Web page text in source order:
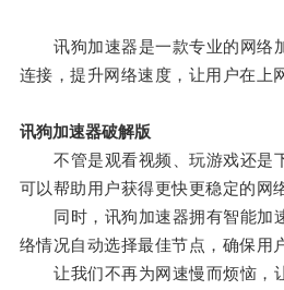
讯狗加速器是一款专业的网络
连接，提升网络速度，让用户在上
讯狗加速器破解版
不管是观看视频、玩游戏还是
可以帮助用户获得更快更稳定的网
同时，讯狗加速器拥有智能加
络情况自动选择最佳节点，确保用
让我们不再为网速慢而烦恼，